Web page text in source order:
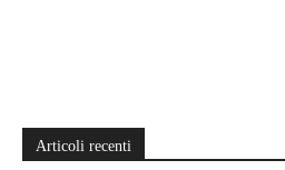
Articoli recenti